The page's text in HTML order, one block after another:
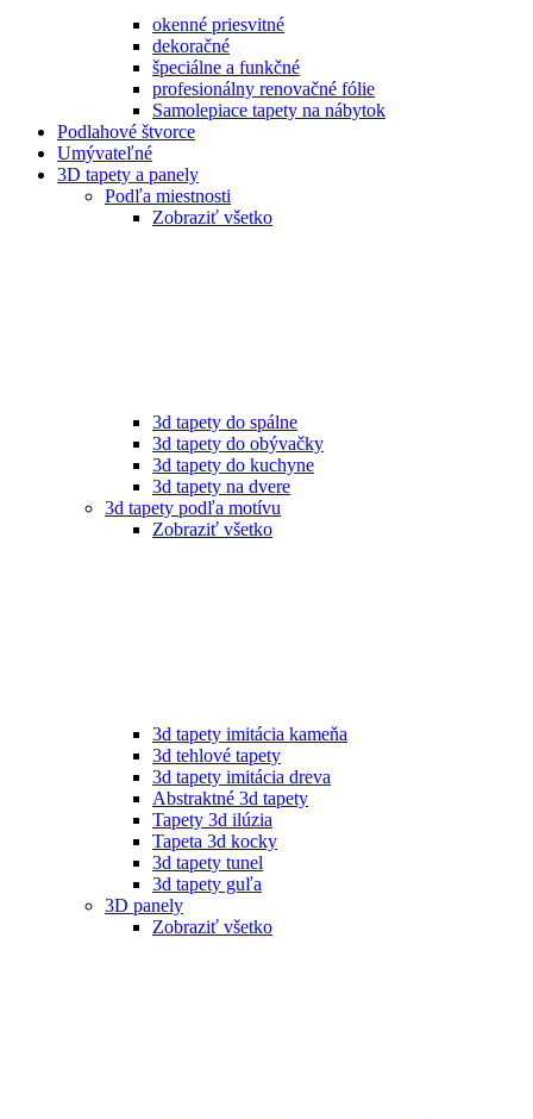
okenné priesvitné
dekoračné
špeciálne a funkčné
profesionálny renovačné fólie
Samolepiace tapety na nábytok
Podlahové štvorce
Umývateľné
3D tapety a panely
Podľa miestnosti
Zobraziť všetko
3d tapety do spálne
3d tapety do obývačky
3d tapety do kuchyne
3d tapety na dvere
3d tapety podľa motívu
Zobraziť všetko
3d tapety imitácia kameňa
3d tehlové tapety
3d tapety imitácia dreva
Abstraktné 3d tapety
Tapety 3d ilúzia
Tapeta 3d kocky
3d tapety tunel
3d tapety guľa
3D panely
Zobraziť všetko